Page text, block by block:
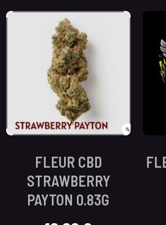
FLEUR CBD
STRAWBERRY
PAYTON 0.83G